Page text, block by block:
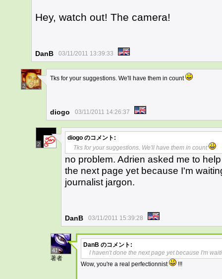
Hey, watch out! The camera!
DanB 03/11/2011 13:39:33
2
Tks for your suggestions. We'll have them in count
diogo 03/11/2011 14:26:37
2
diogo のコメント:
Tks for your suggestions. We'll have them in count
no problem. Adrien asked me to
the next page yet because I'm
journalist jargon.
DanB 03/11/2011 15:39:28
41
著者
DanB のコメント:
I haven't done the next page yet because I'm
Wow, you're a real perfectionnist
!!!